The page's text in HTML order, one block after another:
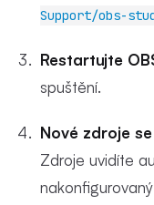
Support/obs-
Restartujte
spuštění.
Nové zdroje
Zdroje uvidíte